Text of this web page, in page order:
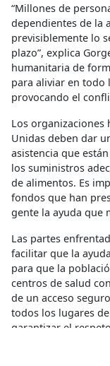
“Millones de
dependientes de la
previsiblemente lo
plazo”, explica
humanitaria de
para aliviar en todo
provocando el
Los organizaciones
Unidas deben dar
asistencia que
los suministros
de alimentos. Es
fondos que han
gente la ayuda que
Las partes
facilitar que la
para que la
centros de salud
de un acceso
todos los lugares
garantizar el